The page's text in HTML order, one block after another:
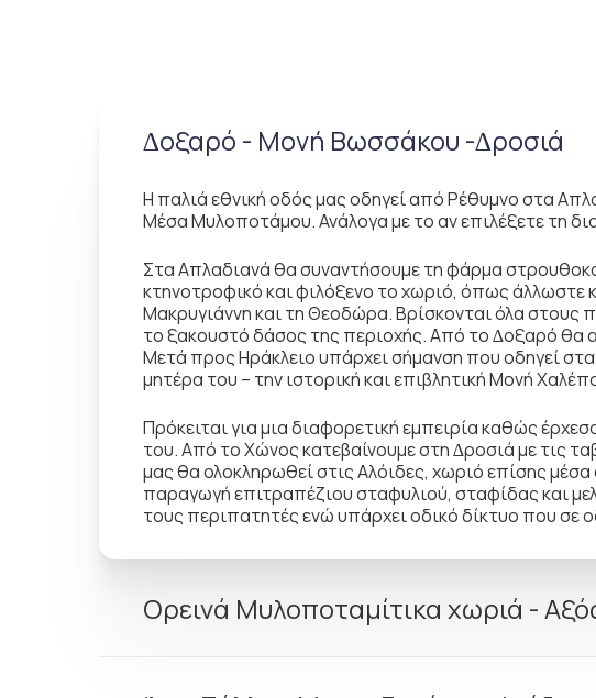
∆οξαρό - Μονή Βωσσάκου -∆ροσιά
Η παλιά εθνική οδός µας οδηγεί από Ρέθυµνο στα
Μέσα Μυλοποτάµου. Ανάλογα µε το αν επιλέξετε τη
Στα Απλαδιανά θα συναντήσουµε τη φάρµα
κτηνοτροφικό και φιλόξενο το χωριό, όπως άλλωστε
Μακρυγιάννη και τη Θεοδώρα. Βρίσκονται όλα
το ξακουστό δάσος της περιοχής. Από το ∆οξαρό θα
Μετά προς Ηράκλειο υπάρχει σήµανση που οδηγεί
µητέρα του – την ιστορική και επιβλητική Μονή
Πρόκειται για µια διαφορετική εµπειρία καθώς
του. Από το Χώνος κατεβαίνουµε στη ∆ροσιά µε τις
µας θα ολοκληρωθεί στις Αλόιδες, χωριό επίσης
παραγωγή επιτραπέζιου σταφυλιού, σταφίδας και
τους περιπατητές ενώ υπάρχει οδικό δίκτυο που σε
Ορεινά Μυλοποταµίτικα χωριά -
Πριν όµως στρίψουµε µπορούµε να συνεχίσουµε